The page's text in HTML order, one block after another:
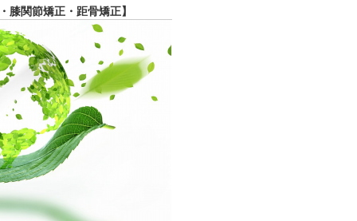
関節矯正・距骨矯正】